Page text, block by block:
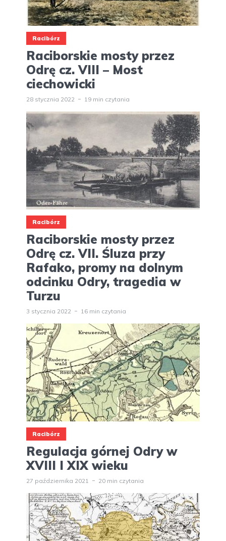
Racibórz
Raciborskie mosty przez
Odrę cz. VIII – Most
ciechowicki
28 stycznia 2022 19 min czytania
Racibórz
Raciborskie mosty przez
Odrę cz. VII. Śluza przy
Rafako, promy na dolnym
odcinku Odry, tragedia w
Turzu
3 stycznia 2022 16 min czytania
Racibórz
Regulacja górnej Odry w
XVIII I XIX wieku
27 października 2021 20 min czytania